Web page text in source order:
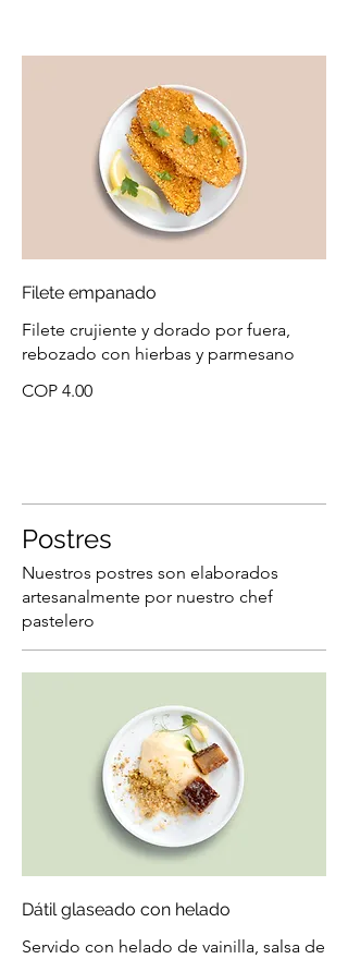
Filete empanado
Filete crujiente y dorado por fuera,
rebozado con hierbas y parmesano
COP 4.00
Postres
Nuestros postres son elaborados
artesanalmente por nuestro chef
pastelero
Dátil glaseado con helado
Servido con helado de vainilla, salsa de